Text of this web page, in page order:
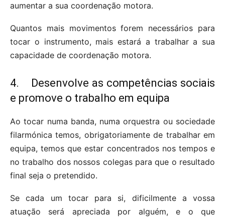
aumentar a sua coordenação motora.
Quantos mais movimentos forem necessários para
tocar o instrumento, mais estará a trabalhar a sua
capacidade de coordenação motora.
4. Desenvolve as competências sociais
e promove o trabalho em equipa
Ao tocar numa banda, numa orquestra ou sociedade
filarmónica temos, obrigatoriamente de trabalhar em
equipa, temos que estar concentrados nos tempos e
no trabalho dos nossos colegas para que o resultado
final seja o pretendido.
Se cada um tocar para si, dificilmente a vossa
atuação será apreciada por alguém, e o que